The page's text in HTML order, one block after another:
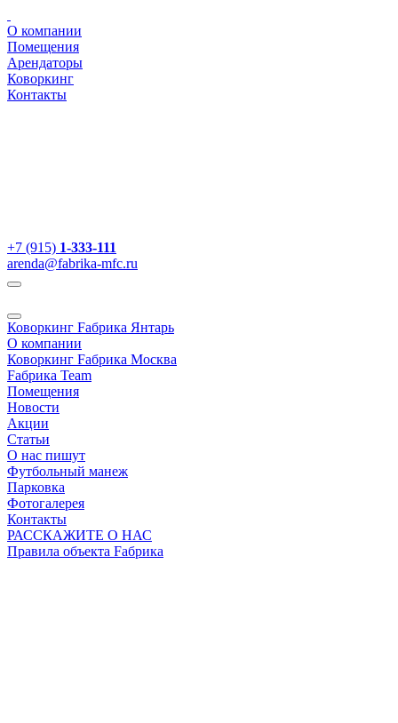
О компании
Помещения
Арендаторы
Коворкинг
Контакты
+7 (915) 1-333-111
arenda@fabrika-mfc.ru
Коворкинг Fабрика Янтарь
О компании
Коворкинг Fабрика Москва
Fабрика Team
Помещения
Новости
Акции
Статьи
О нас пишут
Футбольный манеж
Парковка
Фотогалерея
Контакты
РАССКАЖИТЕ О НАС
Правила объекта Fабрика